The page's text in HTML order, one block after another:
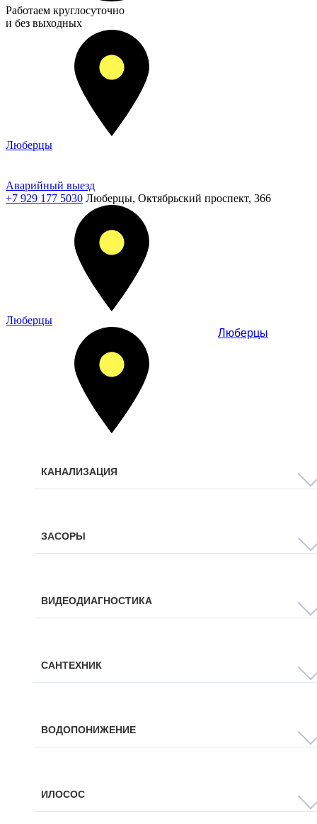
Работаем круглосуточно
и без выходных
Люберцы
Аварийный выезд
+7 929 177 5030 Люберцы, Октябрьский проспект, 366
Люберцы
Люберцы
КАНАЛИЗАЦИЯ
ЗАСОРЫ
ВИДЕОДИАГНОСТИКА
САНТЕХНИК
ВОДОПОНИЖЕНИЕ
ИЛОСОС